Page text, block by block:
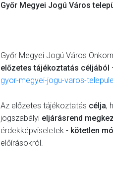
Győr Megyei Jogú Város
Győr Megyei Jogú Város
előzetes tájékoztatás céljából
gyor-megyei-jogu-varos-
Az előzetes tájékoztatás célja,
jogszabályi eljárásrend
érdekképviseletek - kötetlen
előírásokról.